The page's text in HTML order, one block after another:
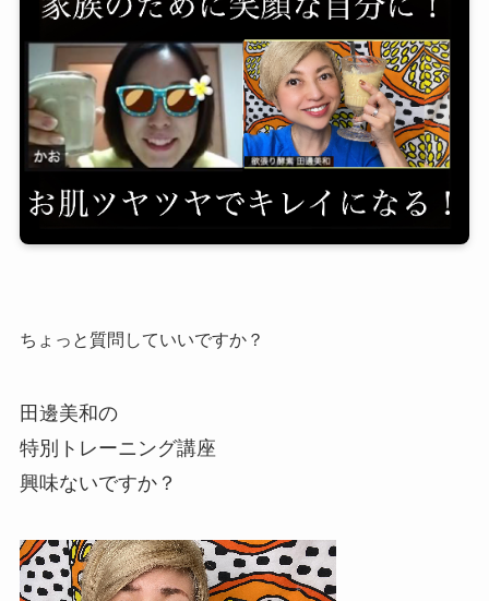
ちょっと質問していいですか？
田邊美和の
特別トレーニング講座
興味ないですか？